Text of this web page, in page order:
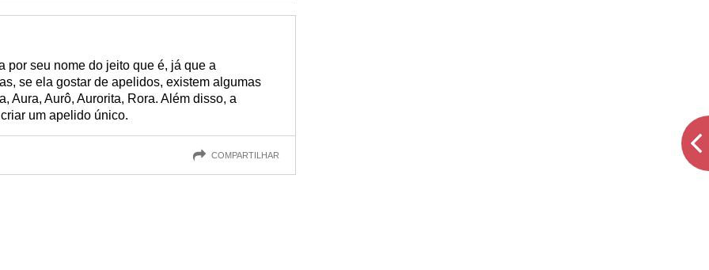
por seu nome do jeito que é, já que a
se ela gostar de apelidos, existem algumas
Aura, Aurô, Aurorita, Rora. Além disso, a
um apelido único.
COMPARTILHAR